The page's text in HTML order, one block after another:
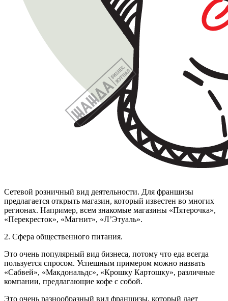
Сетевой розничный вид деятельности. Для франшизы
предлагается открыть магазин, который известен во многих
регионах. Например, всем знакомые магазины «Пятерочка»,
«Перекресток», «Магнит», «Л’Этуаль».
2. Сфера общественного питания.
Это очень популярный вид бизнеса, потому что еда всегда
пользуется спросом. Успешным примером можно назвать
«Сабвей», «Макдональдс», «Крошку Картошку», различные
компании, предлагающие кофе с собой.
Это очень разнообразный вид франшизы, который дает